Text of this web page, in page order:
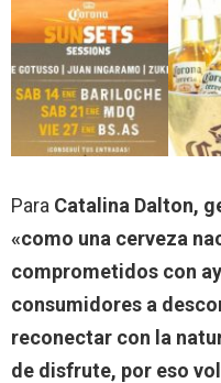
Para Catalina Dalton,
«como una cerveza
comprometidos con
consumidores a
reconectar con la
de disfrute, por eso